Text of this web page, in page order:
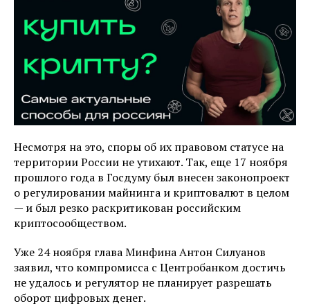
Несмотря на это, споры об их правовом статусе на
территории России не утихают. Так, еще 17 ноября
прошлого года в Госдуму был внесен законопроект
о регулировании майнинга и криптовалют в целом
— и был резко раскритикован российским
криптосообществом.
Уже 24 ноября глава Минфина Антон Силуанов
заявил, что компромисса с Центробанком достичь
не удалось и регулятор не планирует разрешать
оборот цифровых денег.